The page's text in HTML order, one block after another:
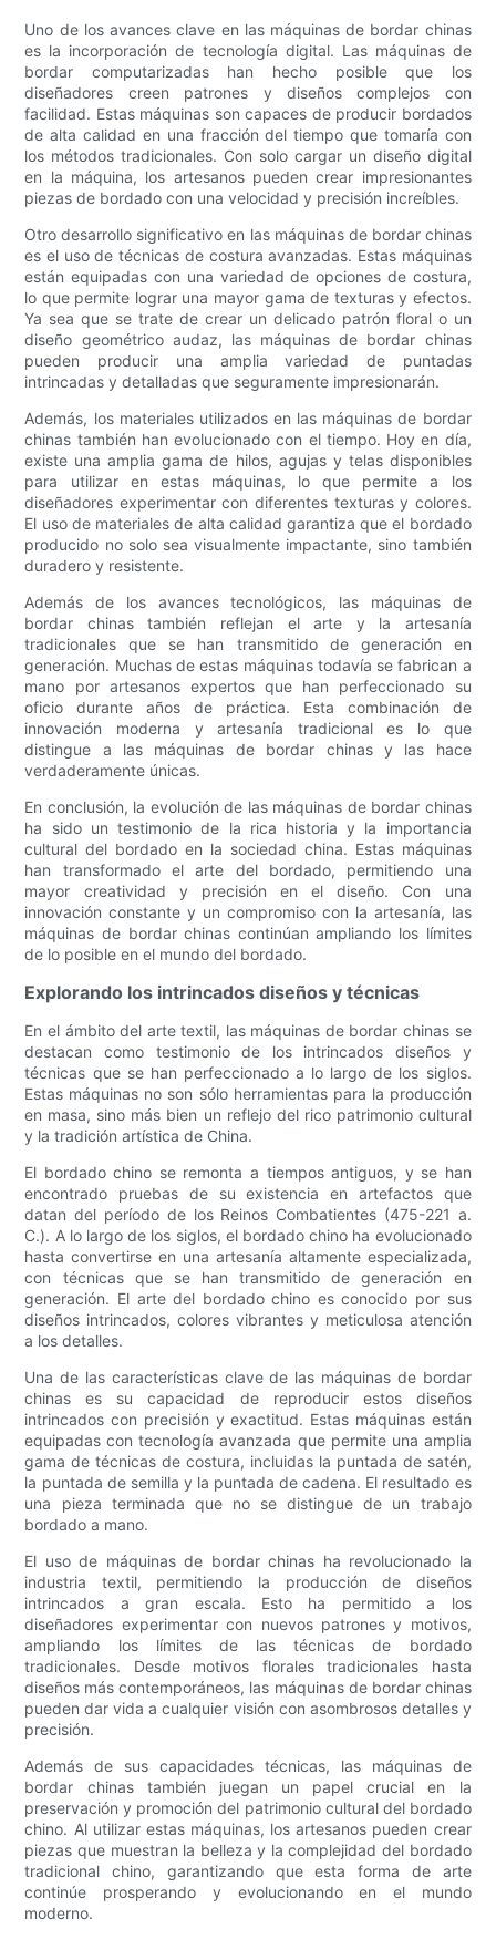
Uno de los avances clave en las máquinas de bordar chinas
es la incorporación de tecnología digital. Las máquinas de
bordar computarizadas han hecho posible que los
diseñadores creen patrones y diseños complejos con
facilidad. Estas máquinas son capaces de producir bordados
de alta calidad en una fracción del tiempo que tomaría con
los métodos tradicionales. Con solo cargar un diseño digital
en la máquina, los artesanos pueden crear impresionantes
piezas de bordado con una velocidad y precisión increíbles.
Otro desarrollo significativo en las máquinas de bordar chinas
es el uso de técnicas de costura avanzadas. Estas máquinas
están equipadas con una variedad de opciones de costura,
lo que permite lograr una mayor gama de texturas y efectos.
Ya sea que se trate de crear un delicado patrón floral o un
diseño geométrico audaz, las máquinas de bordar chinas
pueden producir una amplia variedad de puntadas
intrincadas y detalladas que seguramente impresionarán.
Además, los materiales utilizados en las máquinas de bordar
chinas también han evolucionado con el tiempo. Hoy en día,
existe una amplia gama de hilos, agujas y telas disponibles
para utilizar en estas máquinas, lo que permite a los
diseñadores experimentar con diferentes texturas y colores.
El uso de materiales de alta calidad garantiza que el bordado
producido no solo sea visualmente impactante, sino también
duradero y resistente.
Además de los avances tecnológicos, las máquinas de
bordar chinas también reflejan el arte y la artesanía
tradicionales que se han transmitido de generación en
generación. Muchas de estas máquinas todavía se fabrican a
mano por artesanos expertos que han perfeccionado su
oficio durante años de práctica. Esta combinación de
innovación moderna y artesanía tradicional es lo que
distingue a las máquinas de bordar chinas y las hace
verdaderamente únicas.
En conclusión, la evolución de las máquinas de bordar chinas
ha sido un testimonio de la rica historia y la importancia
cultural del bordado en la sociedad china. Estas máquinas
han transformado el arte del bordado, permitiendo una
mayor creatividad y precisión en el diseño. Con una
innovación constante y un compromiso con la artesanía, las
máquinas de bordar chinas continúan ampliando los límites
de lo posible en el mundo del bordado.
Explorando los intrincados diseños y técnicas
En el ámbito del arte textil, las máquinas de bordar chinas se
destacan como testimonio de los intrincados diseños y
técnicas que se han perfeccionado a lo largo de los siglos.
Estas máquinas no son sólo herramientas para la producción
en masa, sino más bien un reflejo del rico patrimonio cultural
y la tradición artística de China.
El bordado chino se remonta a tiempos antiguos, y se han
encontrado pruebas de su existencia en artefactos que
datan del período de los Reinos Combatientes (475-221 a.
C.). A lo largo de los siglos, el bordado chino ha evolucionado
hasta convertirse en una artesanía altamente especializada,
con técnicas que se han transmitido de generación en
generación. El arte del bordado chino es conocido por sus
diseños intrincados, colores vibrantes y meticulosa atención
a los detalles.
Una de las características clave de las máquinas de bordar
chinas es su capacidad de reproducir estos diseños
intrincados con precisión y exactitud. Estas máquinas están
equipadas con tecnología avanzada que permite una amplia
gama de técnicas de costura, incluidas la puntada de satén,
la puntada de semilla y la puntada de cadena. El resultado es
una pieza terminada que no se distingue de un trabajo
bordado a mano.
El uso de máquinas de bordar chinas ha revolucionado la
industria textil, permitiendo la producción de diseños
intrincados a gran escala. Esto ha permitido a los
diseñadores experimentar con nuevos patrones y motivos,
ampliando los límites de las técnicas de bordado
tradicionales. Desde motivos florales tradicionales hasta
diseños más contemporáneos, las máquinas de bordar chinas
pueden dar vida a cualquier visión con asombrosos detalles y
precisión.
Además de sus capacidades técnicas, las máquinas de
bordar chinas también juegan un papel crucial en la
preservación y promoción del patrimonio cultural del bordado
chino. Al utilizar estas máquinas, los artesanos pueden crear
piezas que muestran la belleza y la complejidad del bordado
tradicional chino, garantizando que esta forma de arte
continúe prosperando y evolucionando en el mundo
moderno.